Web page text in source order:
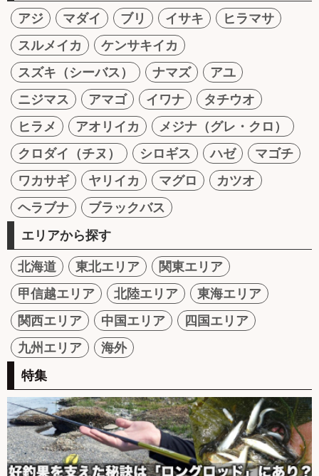
アジ マダイ ブリ イサキ
ヒラマサ
スルメイカ
ケンサキイカ
スズキ（シーバス）
ナマズ
アユ
ニジマス
アマゴ イワナ
タチウオ
ヒラメ
アオリイカ
メジナ（グレ・クロ）
クロダイ（チヌ）
シロギス ハゼ
マゴチ
ワカサギ
ヤリイカ マグロ
カツオ
ヘラブナ
ブラックバス
エリアから探す
北海道 東北エリア
関東エリア
甲信越エリア
北陸エリア
東海エリア
関西エリア
中国エリア
四国エリア
九州エリア
海外
特集